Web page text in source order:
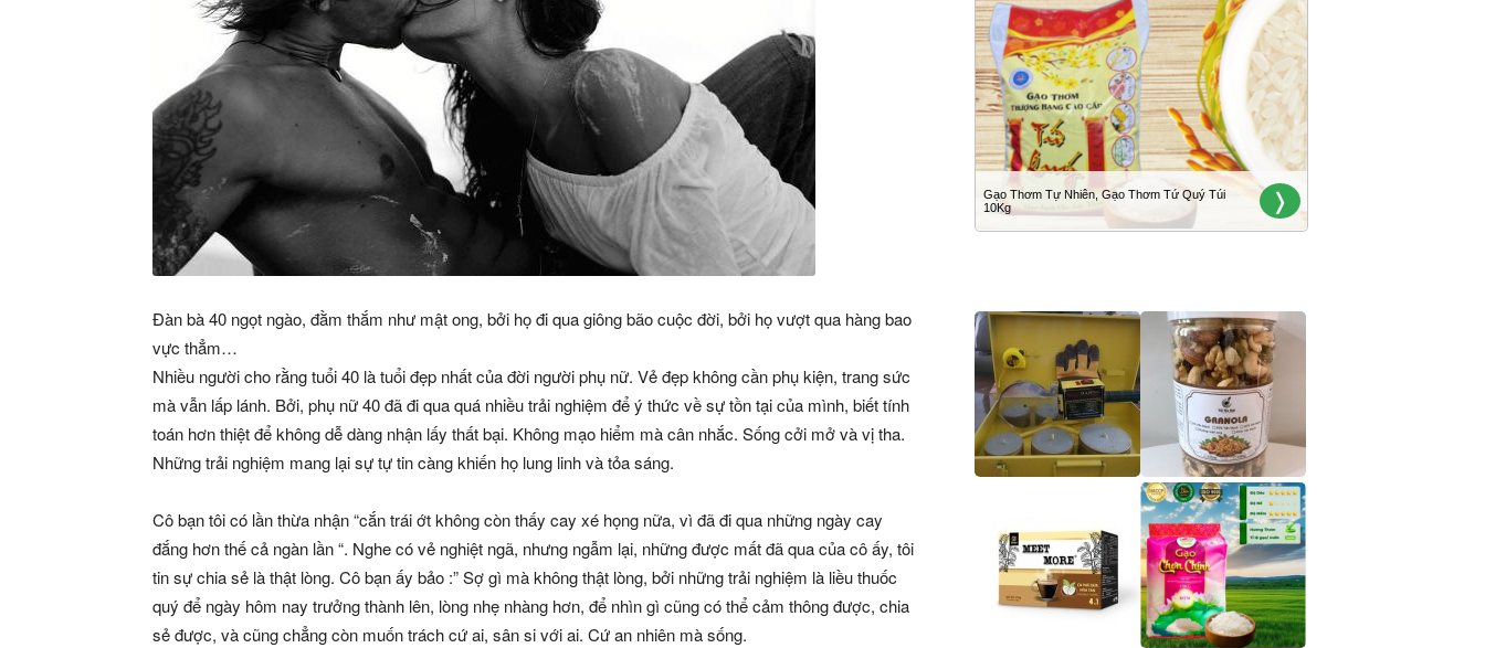
Đàn bà 40 ngọt ngào, đằm thắm như mật ong, bởi họ đi qua giông bão cuộc đời, bởi họ vượt qua hàng bao
vực thẳm…
Nhiều người cho rằng tuổi 40 là tuổi đẹp nhất của đời người phụ nữ. Vẻ đẹp không cần phụ kiện, trang sức
mà vẫn lấp lánh. Bởi, phụ nữ 40 đã đi qua quá nhiều trải nghiệm để ý thức về sự tồn tại của mình, biết tính
toán hơn thiệt để không dễ dàng nhận lấy thất bại. Không mạo hiểm mà cân nhắc. Sống cởi mở và vị tha.
Những trải nghiệm mang lại sự tự tin càng khiến họ lung linh và tỏa sáng.
Cô bạn tôi có lần thừa nhận “cắn trái ớt không còn thấy cay xé họng nữa, vì đã đi qua những ngày cay
đắng hơn thế cả ngàn lần “. Nghe có vẻ nghiệt ngã, nhưng ngẫm lại, những được mất đã qua của cô ấy, tôi
tin sự chia sẻ là thật lòng. Cô bạn ấy bảo :” Sợ gì mà không thật lòng, bởi những trải nghiệm là liều thuốc
quý để ngày hôm nay trưởng thành lên, lòng nhẹ nhàng hơn, để nhìn gì cũng có thể cảm thông được, chia
sẻ được, và cũng chẳng còn muốn trách cứ ai, sân si với ai. Cứ an nhiên mà sống.